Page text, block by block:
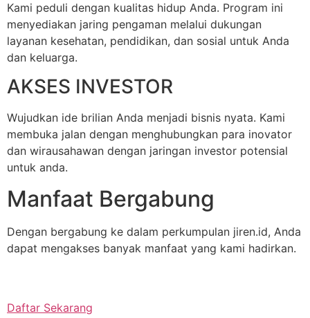
Kami peduli dengan kualitas hidup Anda. Program ini
menyediakan jaring pengaman melalui dukungan
layanan kesehatan, pendidikan, dan sosial untuk Anda
dan keluarga.
AKSES INVESTOR
Wujudkan ide brilian Anda menjadi bisnis nyata. Kami
membuka jalan dengan menghubungkan para inovator
dan wirausahawan dengan jaringan investor potensial
untuk anda.
Manfaat Bergabung
Dengan bergabung ke dalam perkumpulan jiren.id, Anda
dapat mengakses banyak manfaat yang kami hadirkan.
Daftar Sekarang